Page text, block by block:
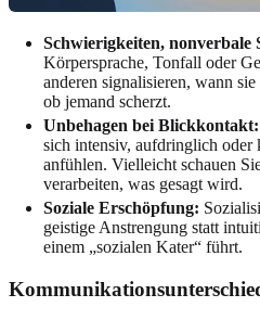
Schwierigkeiten, nonverbale
Körpersprache, Tonfall oder
anderen signalisieren, wann
ob jemand scherzt.
Unbehagen bei Blickkontakt:
sich intensiv, aufdringlich oder
anfühlen. Vielleicht schauen
verarbeiten, was gesagt wird.
Soziale Erschöpfung:
geistige Anstrengung statt
einem „sozialen Kater“ führt.